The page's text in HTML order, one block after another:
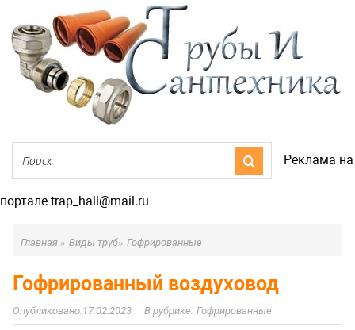
Реклама на
портале trap_hall@mail.ru
Главная » Виды труб» Гофрированные
Гофрированный воздуховод
17.02.2023 Гофрированные